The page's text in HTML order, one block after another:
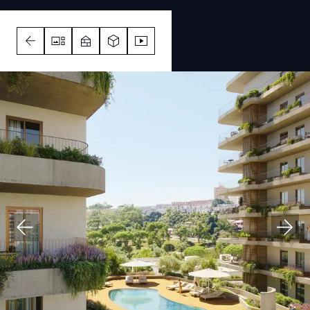
1 - 4 1 - 4 1 - 4